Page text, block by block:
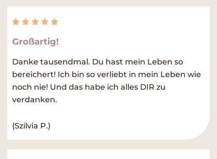
    Rated
out
Großartig!
Danke tausendmal. Du hast mein Leben so
bereichert! Ich bin so verliebt in mein Leben wie
noch nie! Und das habe ich alles DIR zu
verdanken.
(Szilvia P.)